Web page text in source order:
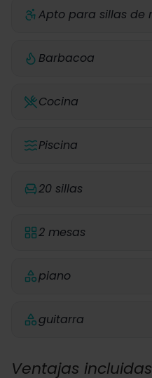
Apto para sillas de
Barbacoa
Cocina
Piscina
20 sillas
2 mesas
piano
guitarra
Ventajas incluidas